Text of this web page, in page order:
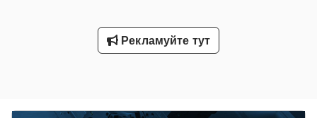
Рекламуйте тут